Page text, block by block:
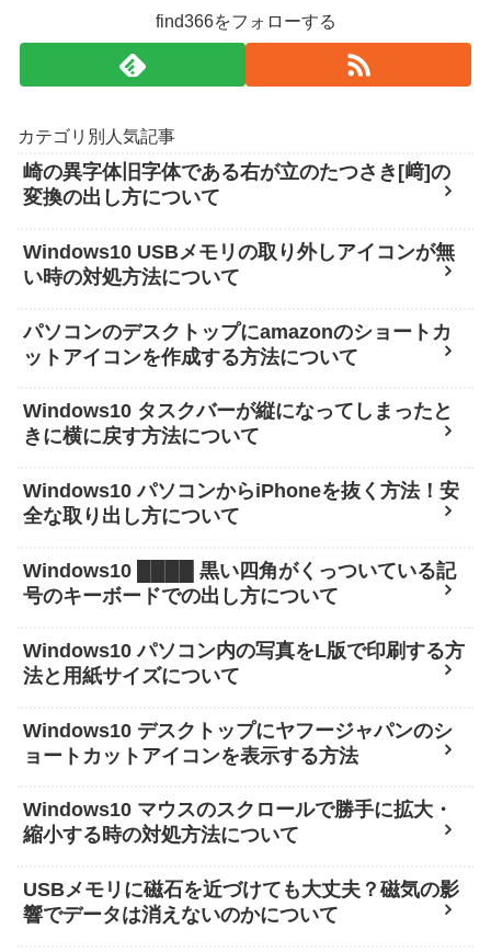
find366をフォローする
カテゴリ別人気記事
崎の異字体旧字体である右が立のたつさき[﨑]の
変換の出し方について
Windows10 USBメモリの取り外しアイコンが無
い時の対処方法について
パソコンのデスクトップにamazonのショートカ
ットアイコンを作成する方法について
Windows10 タスクバーが縦になってしまったと
きに横に戻す方法について
Windows10 パソコンからiPhoneを抜く方法！安
全な取り出し方について
Windows10 ████ 黒い四角がくっついている記
号のキーボードでの出し方について
Windows10 パソコン内の写真をL版で印刷する方
法と用紙サイズについて
Windows10 デスクトップにヤフージャパンのシ
ョートカットアイコンを表示する方法
Windows10 マウスのスクロールで勝手に拡大・
縮小する時の対処方法について
USBメモリに磁石を近づけても大丈夫？磁気の影
響でデータは消えないのかについて